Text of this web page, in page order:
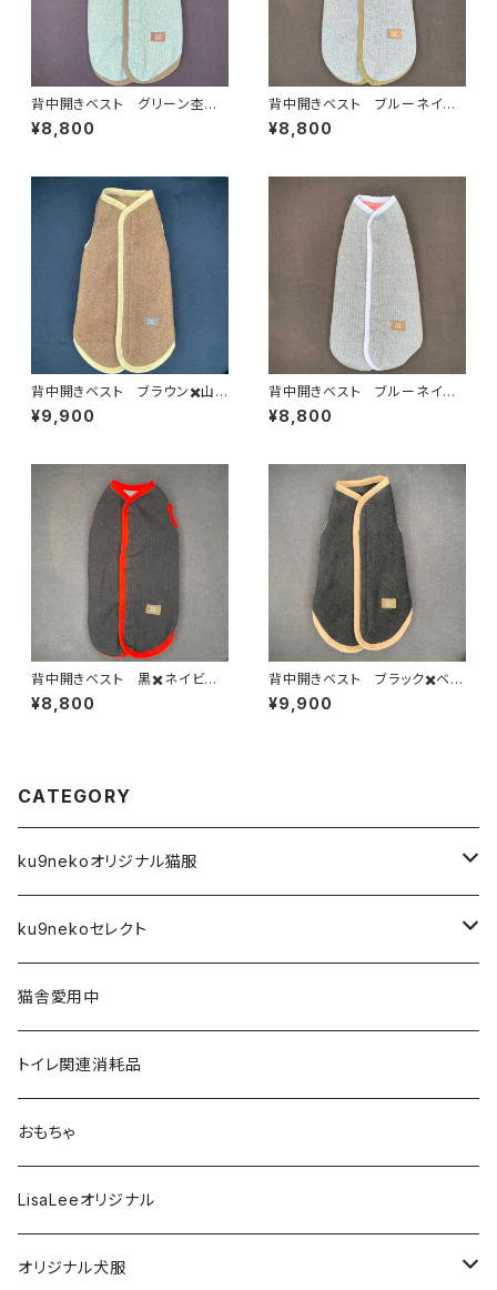
背中開きベスト グリーン杢✖️
ブルーネイビー杢 BS-XL-03
4
¥8,800
背中開きベスト ブルーネイビ
ー杢✖️グリーン杢 BS-XL-02
4
¥8,800
背中開きベスト ブラウン✖️山
吹 BS-XL-009
¥9,900
背中開きベスト ブルーネイビ
ー杢✖️赤杢 BS-XL-022
¥8,800
背中開きベスト 黒✖️ネイビー
杢 BS-XL-029
¥8,800
背中開きベスト ブラック✖️ベー
ジュ BS-L-010
¥9,900
CATEGORY
ku9nekoオリジナル猫服
前空き開口タイプ
XS
S
Tシャツ
XS
S
４本足フルカバータイプ
XS
S
タンクトップタイプ
XS
S
フリースベスト
XS
ハイネック２本足フリースタイプ
ku9nekoセレクト
アーティスト
雑貨
フード・おやつ
歯磨き関連
お風呂関連
猫舎愛用中
トイレ関連消耗品
おもちゃ
LisaLeeオリジナル
オリジナル犬服